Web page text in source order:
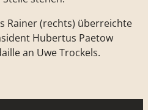
Rainer (rechts) überreichte
Hubertus Paetow
an Uwe Trockels.